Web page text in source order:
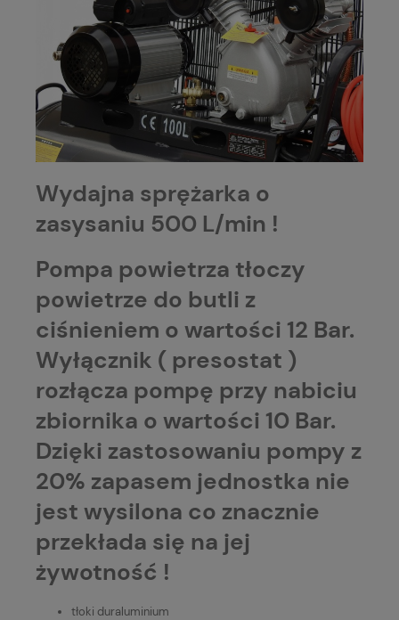
Wydajna sprężarka o
zasysaniu 500 L/min !
Pompa powietrza tłoczy
powietrze do butli z
ciśnieniem o wartości 12 Bar.
Wyłącznik ( presostat )
rozłącza pompę przy nabiciu
zbiornika o wartości 10 Bar.
Dzięki zastosowaniu pompy z
20% zapasem jednostka nie
jest wysilona co znacznie
przekłada się na jej
żywotność !
tłoki duraluminium